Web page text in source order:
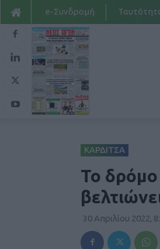
e-Συνδρομή
ΚΑΡΔΙΤΣΑ
Το
30 Απριλίου 2022,